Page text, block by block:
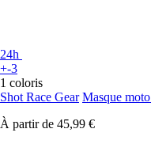
24h
+-3
1 coloris
Shot Race Gear Masque
À partir de 45,99 €